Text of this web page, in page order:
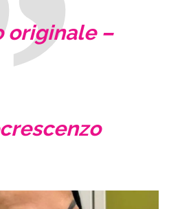
originale –